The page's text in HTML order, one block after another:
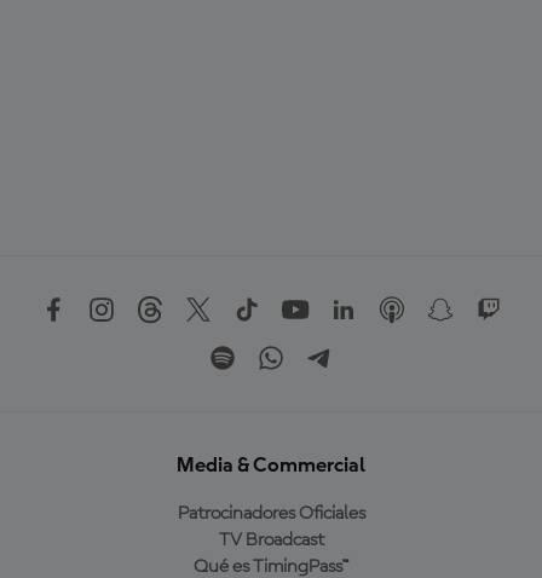
Media & Commercial
Patrocinadores Oficiales
TV Broadcast
Qué es TimingPass™